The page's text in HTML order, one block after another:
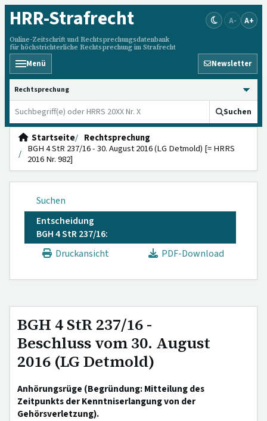
HRR-Strafrecht
Online-Zeitschrift und Rechtsprechungsdatenbank
für höchstrichterliche Rechtsprechung im Strafrecht
A- A+
Menü Newsletter
HRRS durchsuchen
Suchen
Startseite
Rechtsprechung
BGH 4 StR 237/16 - 30. August 2016 (LG Detmold) [= HRRS
2016 Nr. 982]
Suchen
Entscheidung
BGH 4 StR 237/16:
Druckansicht
PDF-Download
BGH 4 StR 237/16 -
Beschluss vom 30. August
2016 (LG Detmold)
Anhörungsrüge (Begründung: Mitteilung des
Zeitpunkts der Kenntniserlangung von der
Gehörsverletzung).